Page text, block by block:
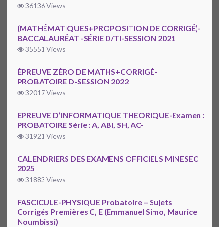
36136 Views
(MATHÉMATIQUES+PROPOSITION DE CORRIGÉ)-
BACCALAURÉAT -SÉRIE D/TI-SESSION 2021
35551 Views
ÉPREUVE ZÉRO DE MATHS+CORRIGÉ-
PROBATOIRE D-SESSION 2022
32017 Views
EPREUVE D’INFORMATIQUE THEORIQUE-Examen :
PROBATOIRE Série : A, ABI, SH, AC-
31921 Views
CALENDRIERS DES EXAMENS OFFICIELS MINESEC
2025
31883 Views
FASCICULE-PHYSIQUE Probatoire – Sujets
Corrigés Premières C, E (Emmanuel Simo, Maurice
Noumbissi)